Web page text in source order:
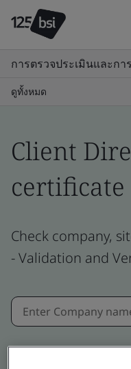
การตรวจประเมินและกา
ดูทั้งหมด
Client
certificate
Check company,
- Validation and